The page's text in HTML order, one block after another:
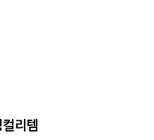
리템